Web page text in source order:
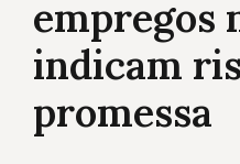
empregos
indicam
promessa